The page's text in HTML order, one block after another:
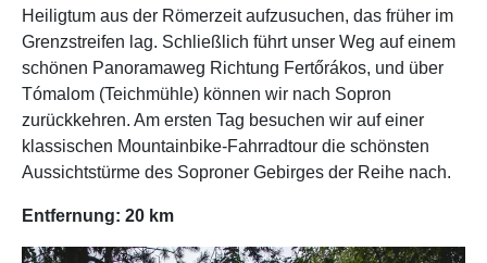
Heiligtum aus der Römerzeit aufzusuchen, das früher im
Grenzstreifen lag. Schließlich führt unser Weg auf einem
schönen Panoramaweg Richtung Fertőrákos, und über
Tómalom (Teichmühle) können wir nach Sopron
zurückkehren. Am ersten Tag besuchen wir auf einer
klassischen Mountainbike-Fahrradtour die schönsten
Aussichtstürme des Soproner Gebirges der Reihe nach.
Entfernung: 20 km